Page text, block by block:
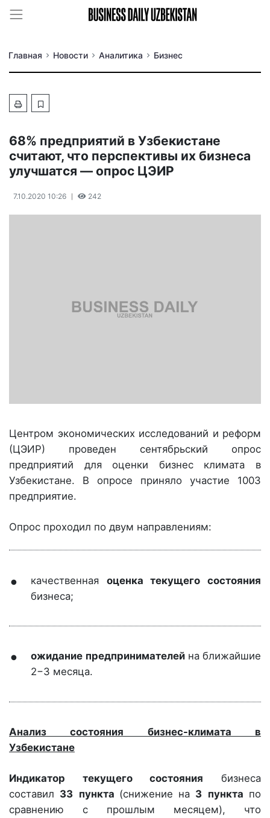
Главная Новости Аналитика Бизнес
68% предприятий в Узбекистане
считают, что перспективы их бизнеса
улучшатся — опрос ЦЭИР
7.10.2020 10:26 242
Центром экономических исследований и реформ
(ЦЭИР) проведен сентябрьский опрос
предприятий для оценки бизнес климата в
Узбекистане. В опросе приняло участие 1003
предприятие.
Опрос проходил по двум направлениям:
качественная оценка текущего состояния
бизнеса;
ожидание предпринимателейна ближайшие
2−3 месяца.
Анализ состояния бизнес-климата в
Узбекистане
Индикатор текущего состояния бизнеса
составил 33 пункта (снижение на 3 пункта по
сравнению с прошлым месяцем), что